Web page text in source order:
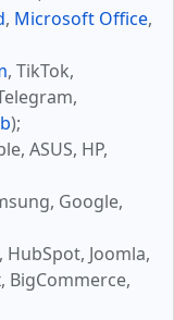
, Microsoft Office,
, TikTok,
);
ASUS, HP,
Google,
HubSpot, Joomla,
BigCommerce,